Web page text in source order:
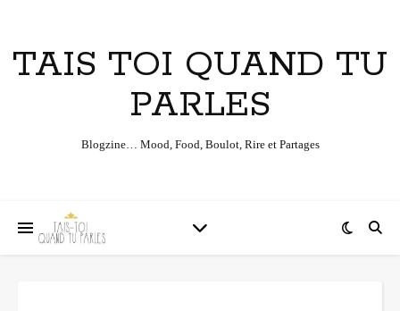
TAIS TOI QUAND TU
PARLES
Blogzine… Mood, Food, Boulot, Rire et Partages